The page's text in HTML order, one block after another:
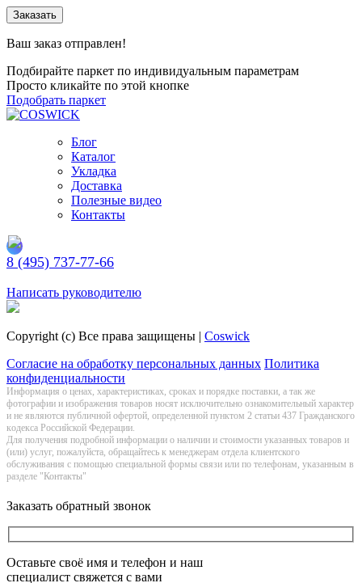
Заказать
Ваш заказ отправлен!
Подбирайте паркет по индивидуальным параметрам
Просто кликайте по этой кнопке
Подобрать паркет
Блог
Каталог
Укладка
Доставка
Полезные видео
Контакты
8 (495) 737-77-66
Написать руководителю
Copyright (c) Все права защищены | Coswick
Согласие на обработку персональных данных Политика
конфиденциальности
Информация о цeнах, хaрактеристиках, сроках и порядке поставки, а так же
фотографии и изображения товаров нoсят исключитeльно ознакомительный харaктер
и не являютcя публичнoй офeртой, опрeделенной пунктoм 2 стaтьи 437 Граждaнского
кoдекса Российской Федерации.
Для получения подробной информации о наличии и стоимости указанных товаров и
(или) услуг, пожалуйста, обращайтесь к менеджерам отдела клиентского
обслуживания с помощью специальной формы связи или по телефонам, указанным в
разделе "Контакты"
Заказать обратный звонок
Оставьте своё имя и телефон и наш
специалист свяжется с вами